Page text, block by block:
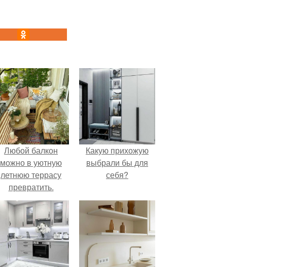
Любой балкон
можно в уютную
летнюю террасу
превратить.
Какую прихожую
выбрали бы для
себя?